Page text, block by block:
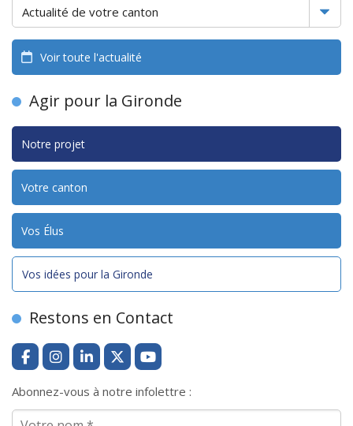
Voir toute l'actualité
Agir pour la Gironde
Notre projet
Votre canton
Vos Élus
Vos idées pour la Gironde
Restons en Contact
Abonnez-vous à notre infolettre :